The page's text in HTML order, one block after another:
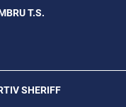
T.S.
SHERIFF